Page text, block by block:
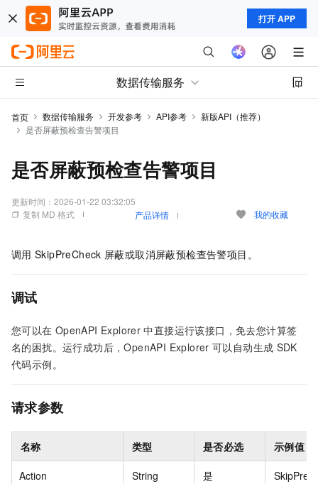
打开 APP
数据传输服务
首页 数据传输服务 开发参考 API参考
新版API（推荐）
是否屏蔽预检查告警项目
是否屏蔽预检查告警项目
更新时间： 2026-01-22 03:32:05
复制 MD 格式
产品详情 我的收藏
调用 SkipPreCheck 屏蔽或取消屏蔽预检查告警项目。
调试
您可以在 OpenAPI Explorer 中直接运行该接口，免去您计算签
名的困扰。运行成功后，OpenAPI Explorer 可以自动生成 SDK
代码示例。
请求参数
名称 类型 是否必选 示例值
Action String 是